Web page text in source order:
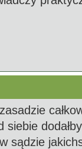
siebie
sądzie